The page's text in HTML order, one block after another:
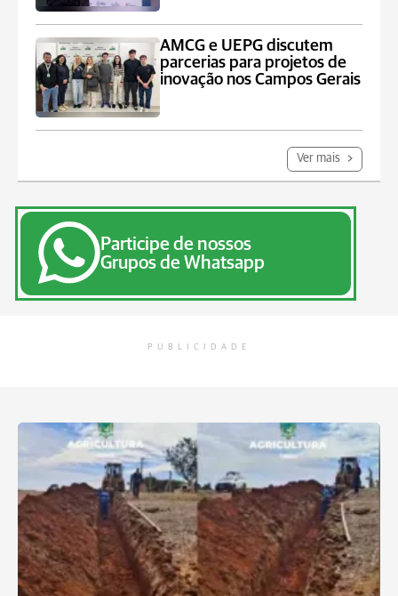
AMCG e UEPG discutem
parcerias para projetos de
inovação nos Campos Gerais
Ver mais
Participe de nossos
Grupos de Whatsapp
PUBLICIDADE